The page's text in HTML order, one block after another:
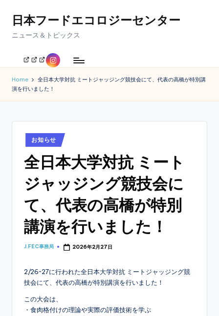
日本フードエコロジーセンター
ニュース＆トピックス
公
式
ペ
ー
採
用
の
ご
メ
デ
ィ
ア
イ
ン
ス
タ
Home
全日本大学対抗 ミートジャッジング競技会にて、代表の高橋が特別講
演を行いました！
Posted
in
お知らせ
全日本大学対抗 ミート
ジャッジング競技会に
て、代表の高橋が特別
講演を行いました！
Posted
J.FEC事務局 2026年2月27日
2/26~27に行われた全日本大学対抗 ミートジャッジング競
技会にて、代表の高橋が特別講演を行いました！
この大会は、
・食肉格付けの理論や実際の評価技術を学ぶ